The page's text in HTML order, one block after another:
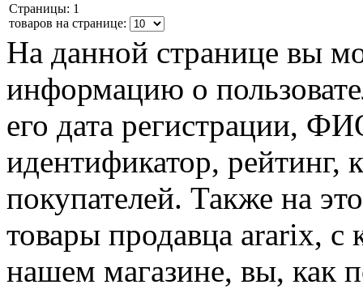
Страницы: 1
товаров на странице:
На данной странице вы
информацию о
его дата регистрации,
идентификатор, рейтинг,
покупателей. Также на
товары продавца ararix,
нашем магазине, вы, как